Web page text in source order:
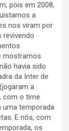
pois em 2008,
a
nos viram por
revivendo
mostramos
havia sido
da Inter de
a
com o time
uma temporada
E nós, com
os